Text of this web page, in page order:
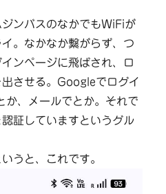
ンバスのなかでもWiFiが
。なかなか繋がらず、つ
ンページに飛ばされ、ロ
させる。Googleでログイ
か、メールでとか。それで
証していますというグル
うと、これです。